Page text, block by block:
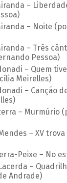
–
– Noite
– Três
Pessoa)
– Quem
Meirelles)
– Canção
– Murmúrio
– XV
Peixe – No
–
Andrade)